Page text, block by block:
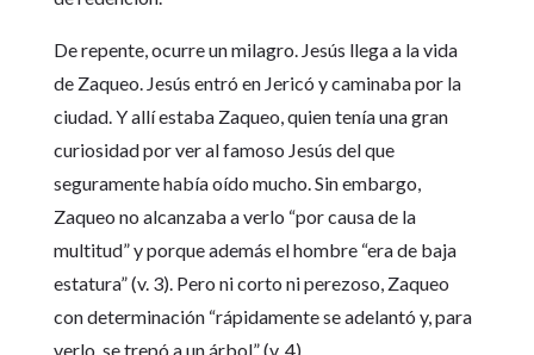
De repente, ocurre un milagro. Jesús llega a la vida
de Zaqueo. Jesús entró en Jericó y caminaba por la
ciudad. Y allí estaba Zaqueo, quien tenía una gran
curiosidad por ver al famoso Jesús del que
seguramente había oído mucho. Sin embargo,
Zaqueo no alcanzaba a verlo “por causa de la
multitud” y porque además el hombre “era de baja
estatura” (v. 3). Pero ni corto ni perezoso, Zaqueo
con determinación “rápidamente se adelantó y, para
verlo, se trepó a un árbol” (v. 4).